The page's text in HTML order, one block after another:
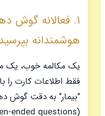
۱. فعالانه گوش
هوشمندانه
یک مکالمه خوب، یک
فقط اطلاعات کارت را
"بیمار" به دقت گوش